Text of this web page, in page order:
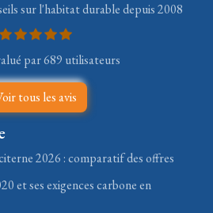
sur l'habitat durable depuis 2008
par 689 utilisateurs
tous les avis
2026 : comparatif des offres
et ses exigences carbone en